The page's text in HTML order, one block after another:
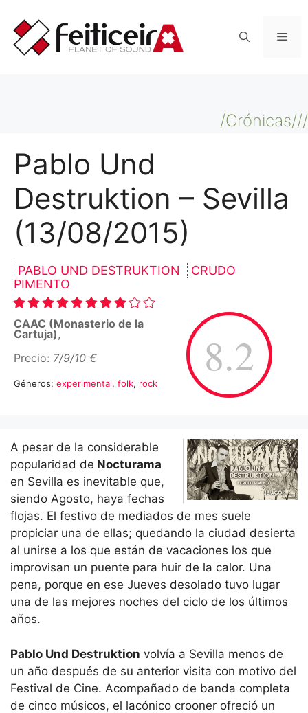
contenido
/Crónicas///
Pablo Und
Destruktion – Sevilla
(13/08/2015)
PABLO UND DESTRUKTION
CRUDO
PIMENTO
8.2
CAAC (Monasterio de la
Cartuja),
Precio: 7/9/10 €
Géneros: experimental, folk, rock
A pesar de la considerable
popularidad de Nocturama
en Sevilla es inevitable que,
siendo Agosto, haya fechas
flojas. El festivo de mediados de mes suele
propiciar una de ellas; quedando la ciudad desierta
al unirse a los que están de vacaciones los que
improvisan un puente para huir de la calor. Una
pena, porque en ese Jueves desolado tuvo lugar
una de las mejores noches del ciclo de los últimos
años.
Pablo Und Destruktion volvía a Sevilla menos de
un año después de su anterior visita con motivo del
Festival de Cine. Acompañado de banda completa
de cinco músicos, el lacónico crooner ofreció un